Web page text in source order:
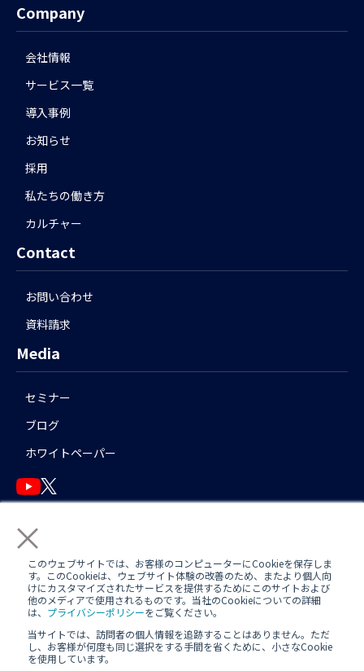
×
このウェブサイトでは、お客様のコンピューターにCookieを保存しま
す。このCookieは、ウェブサイト体験の改善のため、またより個人向
けにカスタマイズされたサービスを提供するためにこのサイトおよび
他のメディアで使用されるものです。当社のCookieについての詳細
は、 プライバシーポリシーをご覧ください。
当サイトでは、訪問者の個人情報を追跡することはありません。ただ
し、お客様が何度も同じ選択をする手間を省くために、小さなCookie
を使用しています。
Company
会社情報
サービス一覧
導入事例
お知らせ
採用
私たちの働き方
カルチャー
Contact
お問い合わせ
資料請求
Media
セミナー
ブログ
ホワイトペーパー
運用アシスタント利用規約(AWS/ Azure) 日中運用支援定型約款
定型約款